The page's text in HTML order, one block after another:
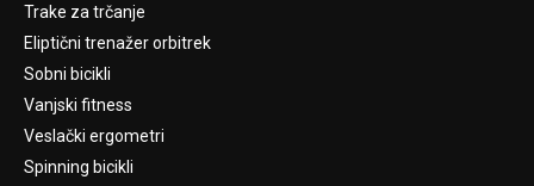
Trake za trčanje
Eliptični trenažer orbitrek
Sobni bicikli
Vanjski fitness
Veslački ergometri
Spinning bicikli